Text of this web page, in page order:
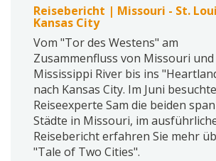
Reisebericht | Missouri - St.
Kansas City
Vom "Tor des Westens" am
Zusammenfluss von Missouri und
Mississippi River bis ins
nach Kansas City. Im Juni
Reiseexperte Sam die beiden
Städte in Missouri, im
Reisebericht erfahren Sie mehr
"Tale of Two Cities".